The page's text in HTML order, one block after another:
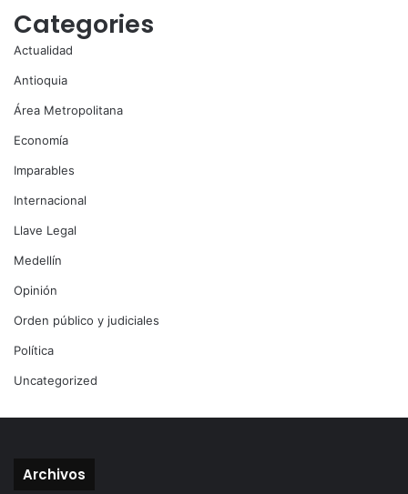
Categories
Actualidad
Antioquia
Área Metropolitana
Economía
Imparables
Internacional
Llave Legal
Medellín
Opinión
Orden público y judiciales
Política
Uncategorized
Archivos